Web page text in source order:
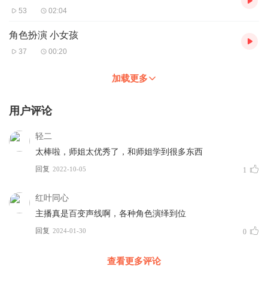
53 02:04
角色扮演 小女孩
37 00:20
加载更多
用户评论
轻二
太棒啦，师姐太优秀了，和师姐学到很多东西
回复 2022-10-05 1
红叶同心
主播真是百变声线啊，各种角色演绎到位
回复 2024-01-30 0
查看更多评论